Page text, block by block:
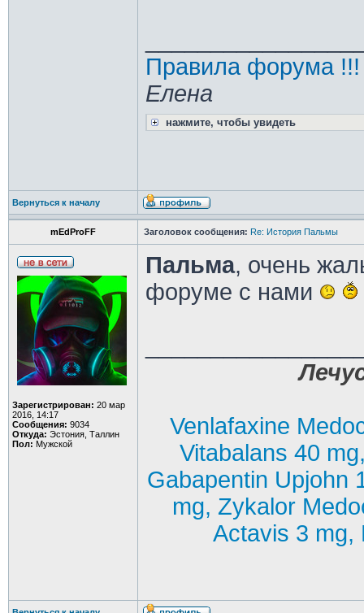
Правила форума !!!
Елена
нажмите, чтобы увидеть
Вернуться к началу
mEdProFF Заголовок сообщения: Re: История Пальмы
Зарегистрирован: 20 мар
2016, 14:17
Сообщения: 9034
Откуда: Эстония, Таллин
Пол: Мужской
Пальма, очень
форуме с нами
Venlafaxine
Vitabalans 40
Gabapentin Upjohn
mg, Zykalor
Actavis 3 mg,